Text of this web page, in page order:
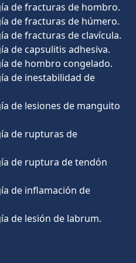
de fracturas de hombro.
de fracturas de húmero.
de fracturas de clavícula.
de capsulitis adhesiva.
de hombro congelado.
de inestabilidad de
de lesiones de manguito
de rupturas de
de ruptura de tendón
de inflamación de
de lesión de labrum.